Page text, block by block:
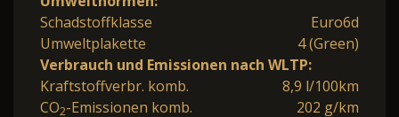
Schadstoffklasse
Euro6d
Umweltplakette
4 (Green)
Verbrauch und Emissionen nach WLTP:
Kraftstoffverbr. komb.
8,9 l/100km
CO2-Emissionen komb.
202 g/km